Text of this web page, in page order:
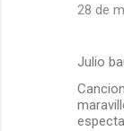
28 de
Julio